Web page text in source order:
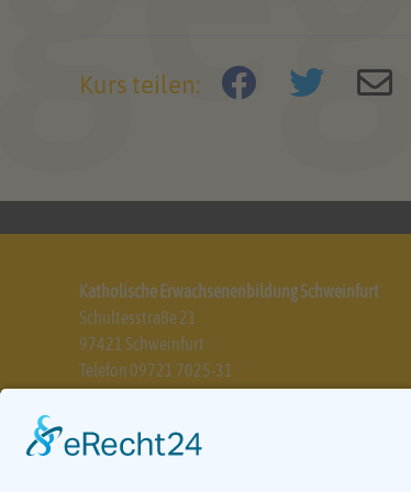
Kurs teilen:
Katholische Erwachsenenbildung Schweinfurt
Schultesstraße 21
97421 Schweinfurt
Telefon 09721 7025-31